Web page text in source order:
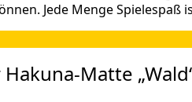
Jede Menge Spielespaß
Matte